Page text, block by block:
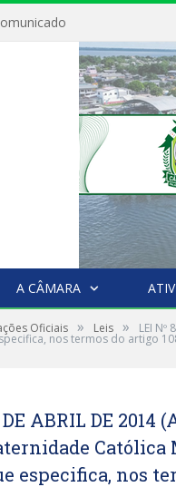
A CÂMARA
Oficiais » Leis » LEI
nos termos do artigo
DE ABRIL DE 2014
Católica
especifica, nos